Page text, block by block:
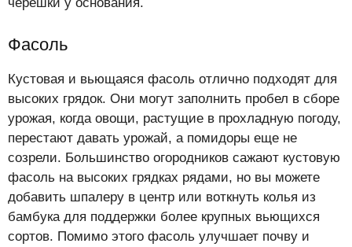
Фасоль
Кустовая и вьющаяся фасоль отлично подходят для
высоких грядок. Они могут заполнить пробел в сборе
урожая, когда овощи, растущие в прохладную погоду,
перестают давать урожай, а помидоры еще не
созрели. Большинство огородников сажают кустовую
фасоль на высоких грядках рядами, но вы можете
добавить шпалеру в центр или воткнуть колья из
бамбука для поддержки более крупных вьющихся
сортов. Помимо этого фасоль улучшает почву и